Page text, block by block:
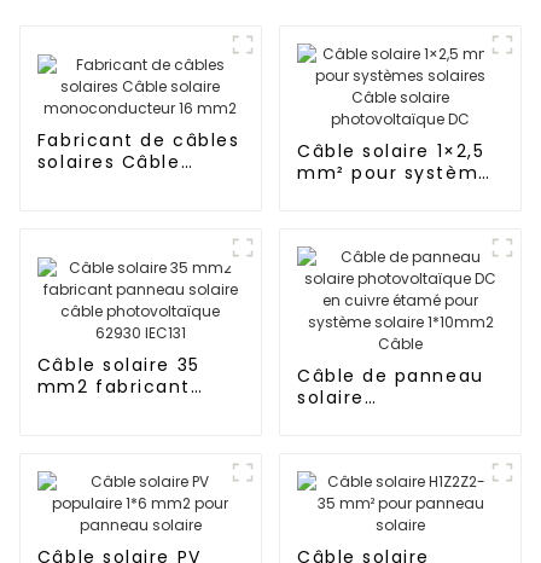
Fabricant de câbles
solaires Câble
Câble solaire 1×2,5
mm² pour systèmes
Câble solaire 35
mm2 fabricant
62930 IEC131
Câble de panneau
solaire
solaire 1*10mm2
Câble
Câble solaire PV Câble solaire